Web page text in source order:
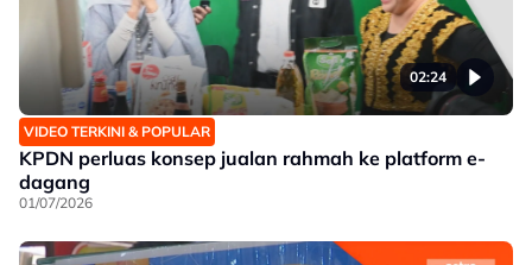
02:24
VIDEO TERKINI & POPULAR
KPDN perluas konsep jualan rahmah ke platform e-
dagang
01/07/2026